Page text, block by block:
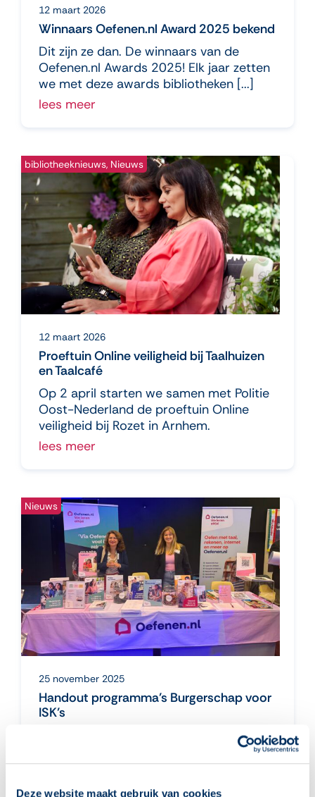
Deze website maakt gebruik van cookies
Winnaars Oefenen.nl Award 2025 bekend
12 maart 2026
Dit zijn ze dan. De winnaars van de
Oefenen.nl Awards 2025! Elk jaar zetten
we met deze awards bibliotheken [...]
lees meer
bibliotheeknieuws, Nieuws
Proeftuin Online veiligheid bij Taalhuizen
en Taalcafé
12 maart 2026
Op 2 april starten we samen met Politie
Oost-Nederland de proeftuin Online
veiligheid bij Rozet in Arnhem.
lees meer
Nieuws
Handout programma’s Burgerschap voor
ISK’s
25 november 2025
Er is op Oefenen.nl dus meer te leren
dan alleen taal. En dat brede aanbod
over ‘duurzaamheid’, ‘omgaan met geld’,